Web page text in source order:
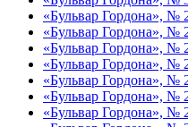
«Бульвар Гордона», №
«Бульвар Гордона», №
«Бульвар Гордона», №
«Бульвар Гордона», №
«Бульвар Гордона», №
«Бульвар Гордона», №
«Бульвар Гордона», №